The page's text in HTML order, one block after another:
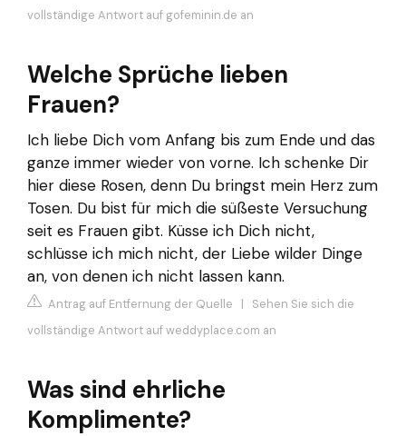
vollständige Antwort auf gofeminin.de an
Welche Sprüche lieben
Frauen?
Ich liebe Dich vom Anfang bis zum Ende und das
ganze immer wieder von vorne. Ich schenke Dir
hier diese Rosen, denn Du bringst mein Herz zum
Tosen. Du bist für mich die süßeste Versuchung
seit es Frauen gibt. Küsse ich Dich nicht,
schlüsse ich mich nicht, der Liebe wilder Dinge
an, von denen ich nicht lassen kann.
Antrag auf Entfernung der Quelle | Sehen Sie sich die
vollständige Antwort auf weddyplace.com an
Was sind ehrliche
Komplimente?